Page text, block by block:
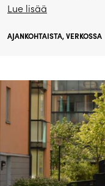
Lue lisää
AJANKOHTAISTA,VERKOSSA